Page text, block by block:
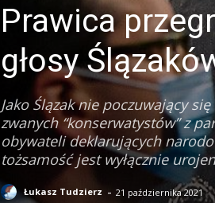
Prawica
głosy
Jako Ślązak nie poczuwający
zwanych “konserwatystów” z
obywateli deklarujących
tożsamość jest wyłącznie
Łukasz Tudzierz - 21 października 2021